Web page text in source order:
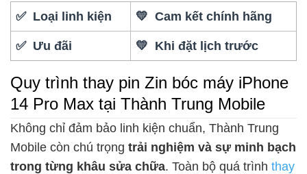
✅ Loại linh kiện 💛 Cam kết chính hãng
✅ Ưu đãi 💛 Khi đặt lịch trước
Quy trình thay pin Zin bóc máy iPhone
14 Pro Max tại Thành Trung Mobile
Không chỉ đảm bảo linh kiện chuẩn, Thành Trung
Mobile còn chú trọng trải nghiệm và sự minh bạch
trong từng khâu sửa chữa. Toàn bộ quá trình thay